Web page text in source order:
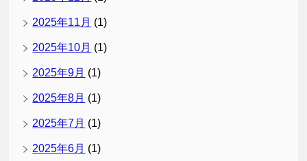
2025年11月 (1)
2025年10月 (1)
2025年9月 (1)
2025年8月 (1)
2025年7月 (1)
2025年6月 (1)